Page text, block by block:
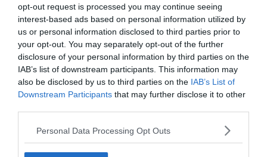
opt-out request is processed you may continue seeing
interest-based ads based on personal information utilized by
us or personal information disclosed to third parties prior to
your opt-out. You may separately opt-out of the further
disclosure of your personal information by third parties on the
IAB’s list of downstream participants. This information may
also be disclosed by us to third parties on the IAB’s List of
Downstream Participants that may further disclose it to other
Personal Data Processing Opt Outs
nautique et baignade. Côté logistique, privilégiez le
covoiturage depuis le centre en 15 min.
Le rallye urbain et jeux de piste